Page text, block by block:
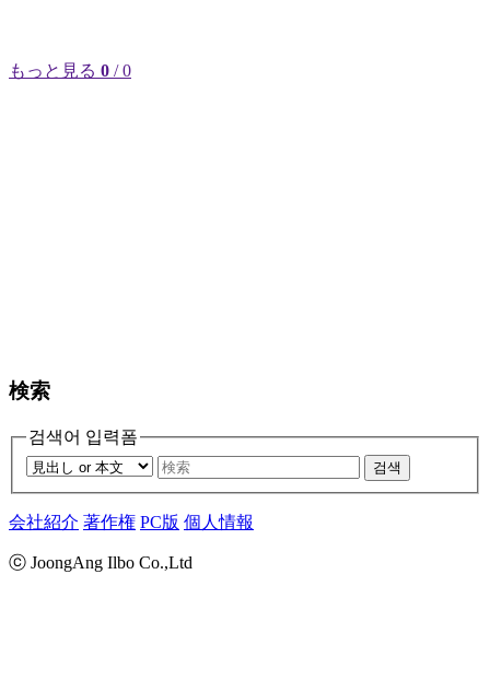
もっと見る 0 / 0
検索
검색어 입력폼
검색
会社紹介 著作権 PC版 個人情報
ⓒ JoongAng Ilbo Co.,Ltd